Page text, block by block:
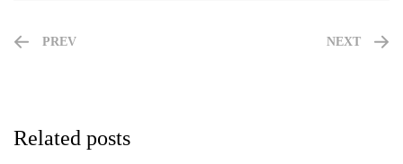
PREV NEXT
Related posts